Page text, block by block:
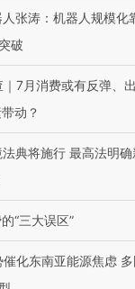
粒摇头丸 尿检体内含3种
毒品
张涛：机器人规模化
破
｜7月消费或有反弹、
动？
典将施行 最高法明
“三大误区”
化东南亚能源焦虑